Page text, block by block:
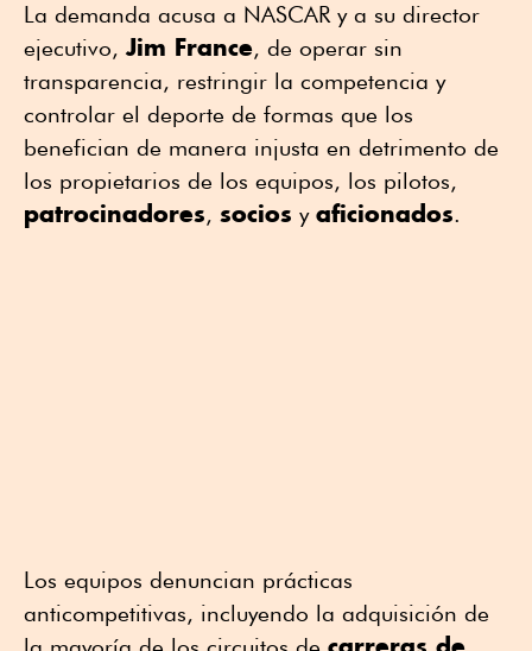
La demanda acusa a NASCAR y a su director
ejecutivo, Jim France, de operar sin
transparencia, restringir la competencia y
controlar el deporte de formas que los
benefician de manera injusta en detrimento de
los propietarios de los equipos, los pilotos,
patrocinadores, socios y aficionados.
Los equipos denuncian prácticas
anticompetitivas, incluyendo la adquisición de